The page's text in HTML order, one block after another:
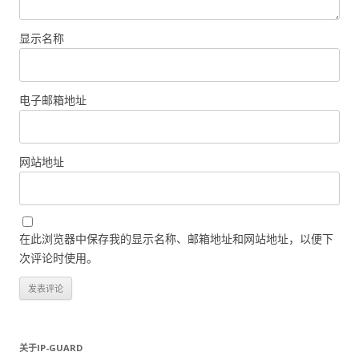
显示名称
电子邮箱地址
网站地址
在此浏览器中保存我的显示名称、邮箱地址和网站地址，以便下
次评论时使用。
关于IP-GUARD